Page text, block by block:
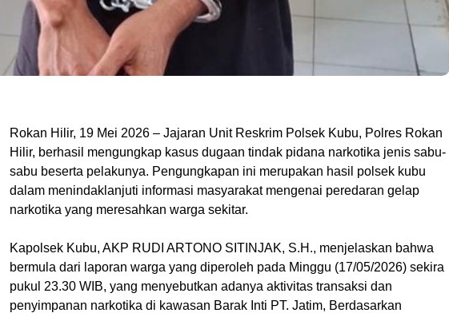
Rokan Hilir, 19 Mei 2026 – Jajaran Unit Reskrim Polsek Kubu, Polres Rokan
Hilir, berhasil mengungkap kasus dugaan tindak pidana narkotika jenis sabu-
sabu beserta pelakunya. Pengungkapan ini merupakan hasil polsek kubu
dalam menindaklanjuti informasi masyarakat mengenai peredaran gelap
narkotika yang meresahkan warga sekitar.
Kapolsek Kubu, AKP RUDI ARTONO SITINJAK, S.H., menjelaskan bahwa
bermula dari laporan warga yang diperoleh pada Minggu (17/05/2026) sekira
pukul 23.30 WIB, yang menyebutkan adanya aktivitas transaksi dan
penyimpanan narkotika di kawasan Barak Inti PT. Jatim, Berdasarkan